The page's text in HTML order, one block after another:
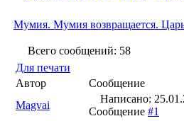
Мумия. Мумия возвращается.
Всего сообщений: 58
Для печати
Автор
Сообщение
Magvai
Написано:
Сообщение #1